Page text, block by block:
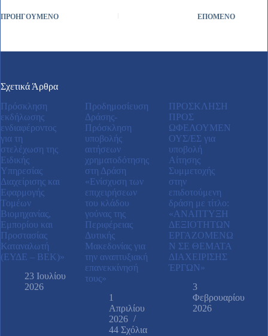
ΠΡΟΗΓΟΎΜΕΝΟ ΕΠΌΜΕΝΟ
Σχετικά Άρθρα
Πρόσκληση
εκδήλωσης
ενδιαφέροντος
για τη
στελέχωση της
Ειδικής
Υπηρεσίας
Διαχείρισης και
Εφαρμογής
Τομέων
Βιομηχανίας,
Εμπορίου και
Προστασίας
Καταναλωτή
(ΕΥΔΕ – ΒΕΚ)»
23 Ιουλίου
2026
Προδημοσίευση
Δράσης-
Πρόσκληση
υποβολής
αιτήσεων
χρηματοδότησης
στη Δράση
«Ενίσχυση των
επιχειρήσεων
του κλάδου
γούνας της
Περιφέρειας
Δυτικής
Μακεδονίας για
την αναπτυξιακή
επανεκκίνησή
τους»
1
Απριλίου
2026
44 Σχόλια
ΠΡΟΣΚΛΗΣΗ
ΠΡΟΣ
ΩΦΕΛΟΥΜΕΝ
ΟΥΣ/ΕΣ για
υποβολή
Αίτησης
Συμμετοχής
στην
επιδοτούμενη
δράση με τίτλο:
«ΑΝAΠΤΥΞΗ
ΔΕΞΙΟΤHΤΩΝ
ΕΡΓΑΖΟΜEΝΩ
Ν ΣΕ ΘEΜΑΤΑ
ΔΙΑΧΕIΡΙΣΗΣ
ΈΡΓΩΝ»
3
Φεβρουαρίου
2026